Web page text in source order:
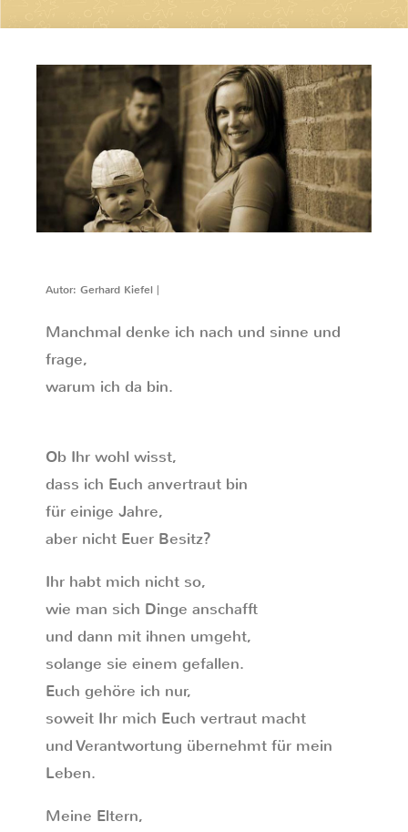
Autor: Gerhard Kiefel |
Manchmal denke ich nach und sinne und
frage,
warum ich da bin.
Ob Ihr wohl wisst,
dass ich Euch anvertraut bin
für einige Jahre,
aber nicht Euer Besitz?
Ihr habt mich nicht so,
wie man sich Dinge anschafft
und dann mit ihnen umgeht,
solange sie einem gefallen.
Euch gehöre ich nur,
soweit Ihr mich Euch vertraut macht
und Verantwortung übernehmt für mein
Leben.
Meine Eltern,